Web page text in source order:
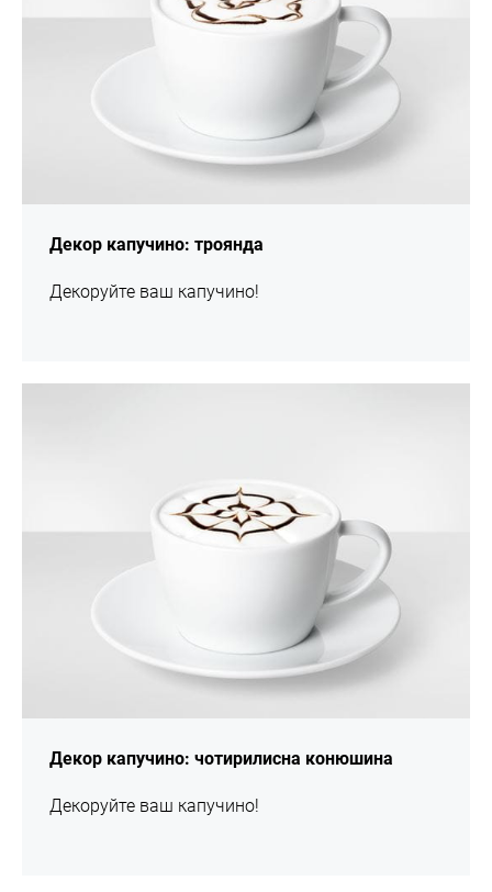
Декор капучино: троянда
Декоруйте ваш капучино!
Декор капучино: чотирилисна конюшина
Декоруйте ваш капучино!